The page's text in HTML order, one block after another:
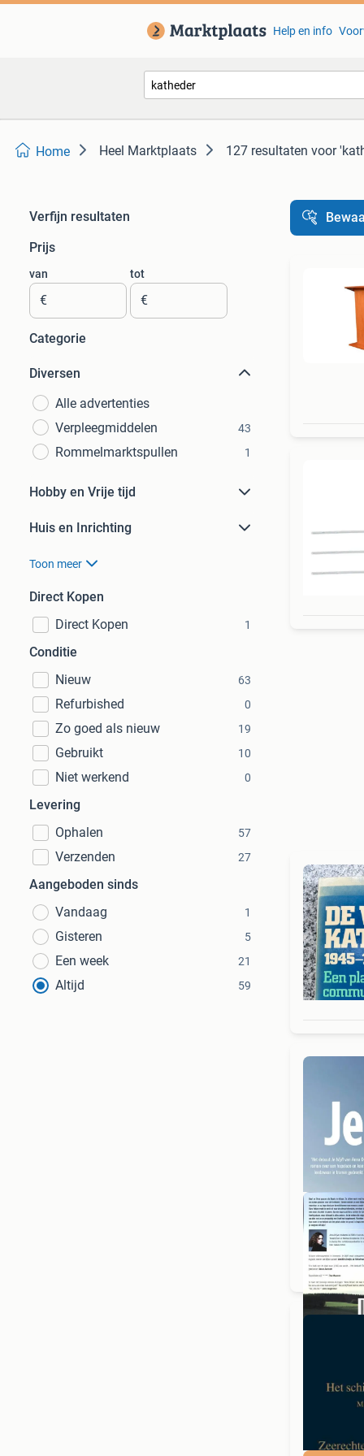
Help en info
Home Heel Marktplaats 127 resultaten voor
Verfijn resultaten
Prijs
van
€
tot
€
Categorie
Diversen
Alle advertenties
Verpleegmiddelen
43
Rommelmarktspullen 1
Hobby en Vrije tijd
Huis en Inrichting
Toon meer
Direct Kopen
Direct Kopen
1
Conditie
Nieuw
63
Refurbished 0
Zo goed als nieuw 19
Gebruikt 10
Niet werkend 0
Levering
Ophalen
57
Verzenden 27
Aangeboden sinds
Vandaag
1
Gisteren 5
Een week 21
Altijd 59